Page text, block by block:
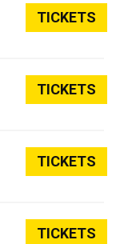
TICKETS
TICKETS
TICKETS
TICKETS